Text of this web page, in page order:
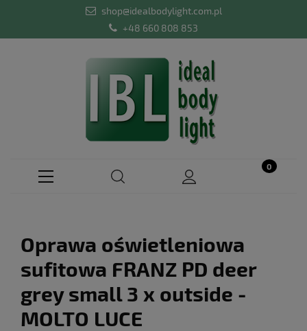
shop@idealbodylight.com.pl
+48 660 808 853
Oprawa oświetleniowa
sufitowa FRANZ PD deer
grey small 3 x outside -
MOLTO LUCE